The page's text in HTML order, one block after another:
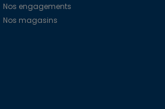
Nos engagements
Nos magasins